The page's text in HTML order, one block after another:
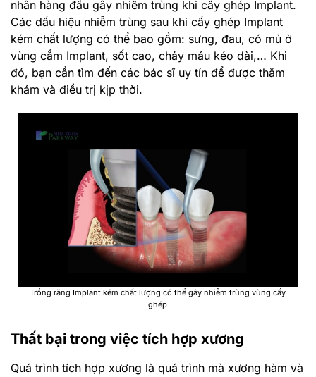
nhân hàng đầu gây nhiễm trùng khi cấy ghép Implant.
Các dấu hiệu nhiễm trùng sau khi cấy ghép Implant
kém chất lượng có thể bao gồm: sưng, đau, có mủ ở
vùng cắm Implant, sốt cao, chảy máu kéo dài,… Khi
đó, bạn cần tìm đến các bác sĩ uy tín để được thăm
khám và điều trị kịp thời.
Trồng răng Implant kém chất lượng có thể gây nhiễm trùng vùng cấy
ghép
Thất bại trong việc tích hợp xương
Quá trình tích hợp xương là quá trình mà xương hàm và